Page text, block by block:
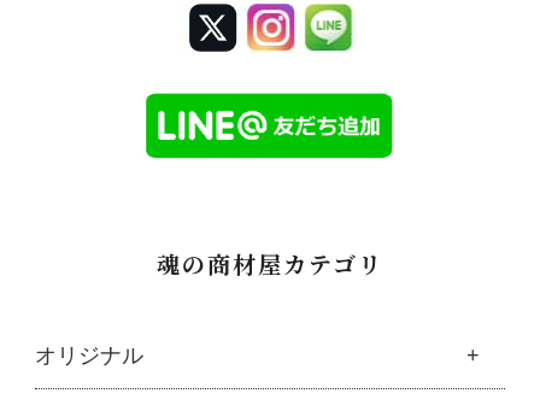
魂の商材屋カテゴリ
オリジナル